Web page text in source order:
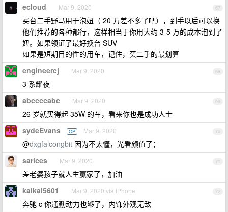
67
ecloud Mar 9, 2020
买台二手野马用于泡妞（ 20 万差不多了吧），到手以后可以换
他们推荐的各种都行，这样相当于你用大约 3-5 万的成本泡到了
妞。如果领证了最好换台 SUV
如果是短期目的性的用车，记住，买二手的最划算
68
engineercj Mar 9, 2020
3 系耀夜
69
abccccabc Mar 9, 2020
26 岁就买得起 35W 的车，看来你也是成功人士
70
sydeEvans OP Mar 9, 2020
@dxgfalcongbit 因为不太懂，光看颜值了；
71
sarices Mar 9, 2020
差老婆孩子就人生赢家了，加油
72
kaikai5601 Mar 9, 2020 via iPhone
奔驰 c 你通勤动力也够了，内饰外观无敌